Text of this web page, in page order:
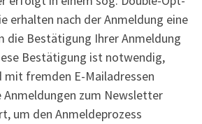
erhalten nach der Anmeldung eine
die Bestätigung Ihrer Anmeldung
Bestätigung ist notwendig,
mit fremden E-Mailadressen
Anmeldungen zum Newsletter
um den Anmeldeprozess